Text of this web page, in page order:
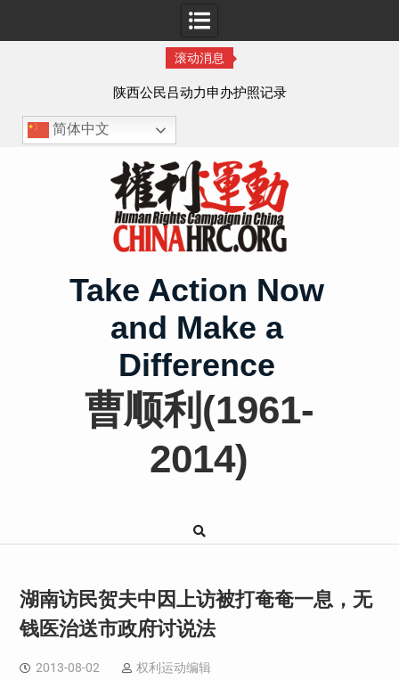
滚动消息
陕西公民吕动力申办护照记录
简体中文
Take Action Now
and Make a
Difference
曹顺利(1961-
2014)
湖南访民贺夫中因上访被打奄奄一息，无
钱医治送市政府讨说法
2013-08-02 权利运动编辑